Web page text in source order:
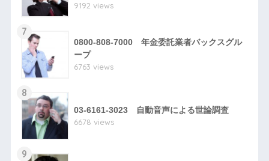
9192 views
7
0800-808-7000 年金委託業者バックスグル
ープ
6763 views
8
03-6161-3023 自動音声による世論調査
6678 views
9